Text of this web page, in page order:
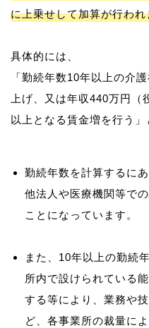
に上乗せして加算が行われ
具体的には、
「勤続年数10年以上の介
上げ、又は年収440万円（
勤続年数を計算するに
他法人や医療機関等で
ことになっています。
また、10年以上の勤続
所内で設けられている
する等により、業務や
ど、各事業所の裁量に